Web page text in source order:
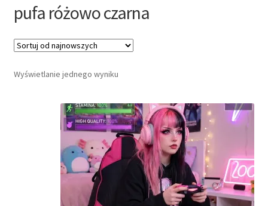
pufa różowo czarna
Wyświetlanie jednego wyniku